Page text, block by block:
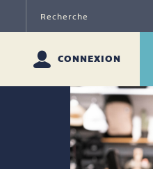
CONNEXION